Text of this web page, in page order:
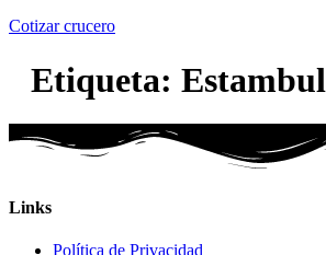
Cotizar crucero
Etiqueta: Estambul
Links
Política de Privacidad